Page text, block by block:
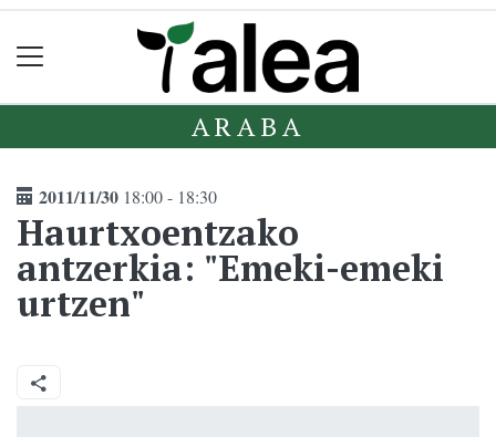
ARABA
2011/11/30 18:00 - 18:30
Haurtxoentzako
antzerkia: "Emeki-emeki
urtzen"